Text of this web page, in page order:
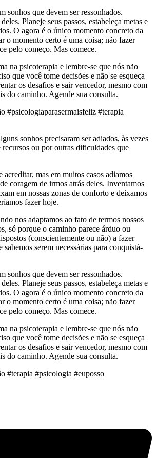
sonhos que devem ser ressonhados.
Planeje seus passos, estabeleça metas e
O agora é o único momento concreto da
o momento certo é uma coisa; não fazer
pelo começo. Mas comece.
na psicoterapia e lembre-se que nós não
que você tome decisões e não se esqueça
os desafios e sair vencedor, mesmo com
do caminho. Agende sua consulta.
#psicologiaparasermaisfeliz #terapia
sonhos precisaram ser adiados, às vezes
ou por outras dificuldades que
mas em muitos casos adiamos
coragem de irmos atrás deles. Inventamos
em nossas zonas de conforto e deixamos
fazer hoje.
nos adaptamos ao fato de termos nossos
só porque o caminho parece árduo ou
(conscientemente ou não) a fazer
sabemos serem necessárias para conquistá-
sonhos que devem ser ressonhados.
Planeje seus passos, estabeleça metas e
O agora é o único momento concreto da
o momento certo é uma coisa; não fazer
pelo começo. Mas comece.
na psicoterapia e lembre-se que nós não
que você tome decisões e não se esqueça
os desafios e sair vencedor, mesmo com
do caminho. Agende sua consulta.
#terapia #psicologia #euposso